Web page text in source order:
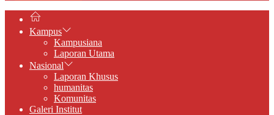
Kampus
Kampusiana
Laporan Utama
Nasional
Laporan Khusus
humanitas
Komunitas
Galeri Institut